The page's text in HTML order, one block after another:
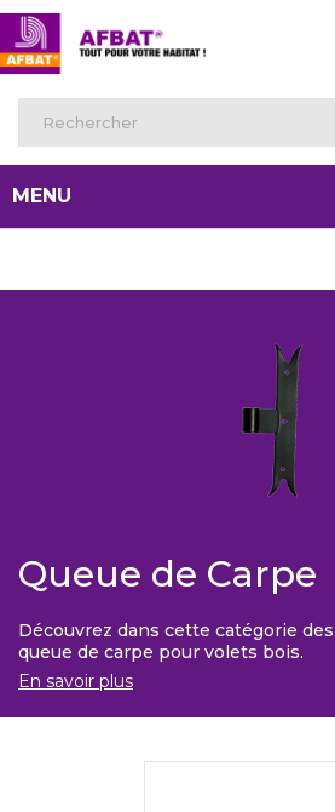
MENU
Queue de Carpe
Découvrez dans cette catégorie
queue de carpe pour volets bois.
En savoir plus